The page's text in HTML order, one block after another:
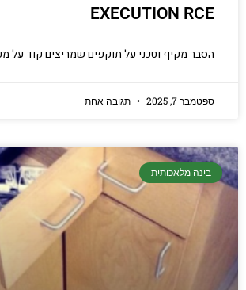
EXECUTION RCE
הסבר מקיף וטכני על תוקפים שמריצים קוד על
ספטמבר 7, 2025 תגובה אחת
בינה מלאכותית